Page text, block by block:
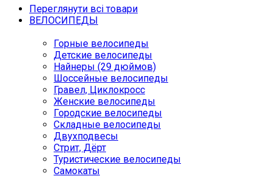
Переглянути всі товари
ВЕЛОСИПЕДЫ
Горные велосипеды
Детские велосипеды
Найнеры (29 дюймов)
Шоссейные велосипеды
Гравел, Циклокросс
Женские велосипеды
Городcкие велосипеды
Складные велосипеды
Двухподвесы
Стрит, Дёрт
Туристические велосипеды
Самокаты